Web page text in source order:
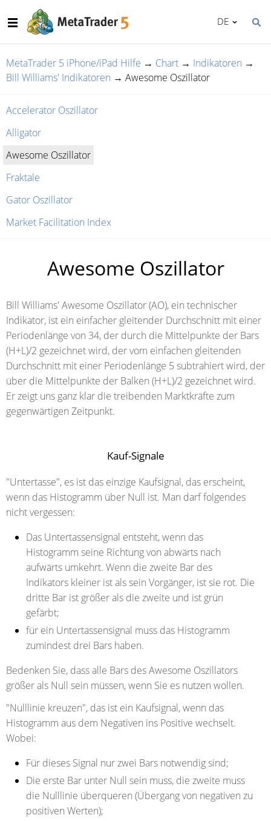
DE
MetaTrader 5 iPhone/iPad Hilfe → Chart → Indikatoren →
Bill Williams' Indikatoren → Awesome Oszillator
Accelerator Oszillator
Alligator
Awesome Oszillator
Fraktale
Gator Oszillator
Market Facilitation Index
Awesome Oszillator
Bill Williams' Awesome Oszillator (AO), ein technischer
Indikator, ist ein einfacher gleitender Durchschnitt mit einer
Periodenlänge von 34, der durch die Mittelpunkte der Bars
(H+L)/2 gezeichnet wird, der vom einfachen gleitenden
Durchschnitt mit einer Periodenlänge 5 subtrahiert wird, der
über die Mittelpunkte der Balken (H+L)/2 gezeichnet wird.
Er zeigt uns ganz klar die treibenden Marktkräfte zum
gegenwärtigen Zeitpunkt.
Kauf-Signale
"Untertasse", es ist das einzige Kaufsignal, das erscheint,
wenn das Histogramm über Null ist. Man darf folgendes
nicht vergessen:
Das Untertassensignal entsteht, wenn das
Histogramm seine Richtung von abwärts nach
aufwärts umkehrt. Wenn die zweite Bar des
Indikators kleiner ist als sein Vorgänger, ist sie rot. Die
dritte Bar ist größer als die zweite und ist grün
gefärbt;
für ein Untertassensignal muss das Histogramm
zumindest drei Bars haben.
Bedenken Sie, dass alle Bars des Awesome Oszillators
größer als Null sein müssen, wenn Sie es nutzen wollen.
"Nulllinie kreuzen", das ist ein Kaufsignal, wenn das
Histogramm aus dem Negativen ins Positive wechselt.
Wobei:
Für dieses Signal nur zwei Bars notwendig sind;
Die erste Bar unter Null sein muss, die zweite muss
die Nulllinie überqueren (Übergang von negativen zu
positiven Werten);